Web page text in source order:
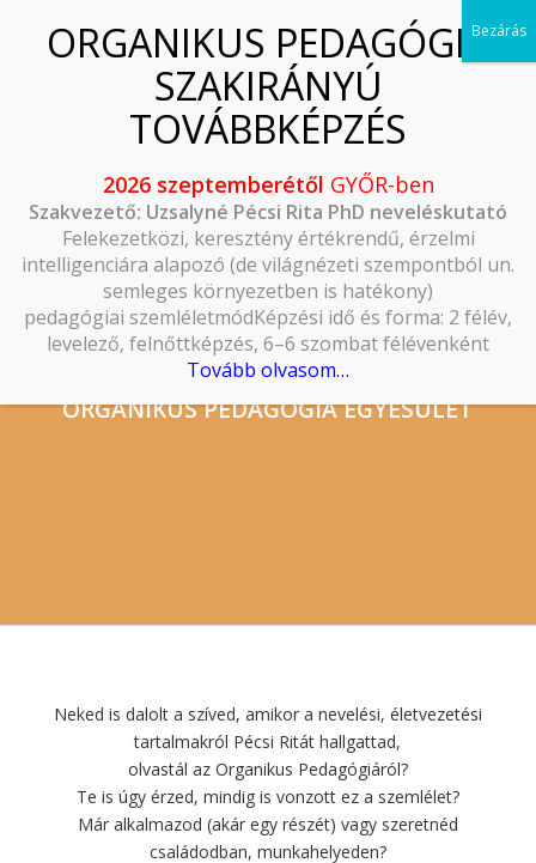
ORGANIKUS PEDAGÓGIA EGYESÜLET
Neked is dalolt a szíved, amikor a nevelési, életvezetési
tartalmakról Pécsi Ritát hallgattad,
olvastál az Organikus Pedagógiáról?
Te is úgy érzed, mindig is vonzott ez a szemlélet?
Már alkalmazod (akár egy részét) vagy szeretnéd
családodban, munkahelyeden?
2026 szeptemberétől GYŐR-ben
Szakvezető: Uzsalyné Pécsi Rita PhD neveléskutató
Felekezetközi, keresztény értékrendű, érzelmi
intelligenciára alapozó (de világnézeti szempontból un.
semleges környezetben is hatékony)
pedagógiai szemléletmódKépzési idő és forma: 2 félév,
levelező, felnőttképzés, 6–6 szombat félévenként
Tovább olvasom…